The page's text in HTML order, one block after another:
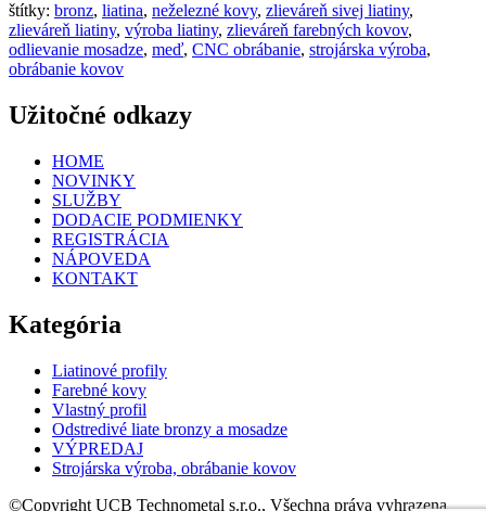
štítky: bronz, liatina, neželezné kovy, zlieváreň sivej liatiny,
zlieváreň liatiny, výroba liatiny, zlieváreň farebných kovov,
odlievanie mosadze, meď, CNC obrábanie, strojárska výroba,
obrábanie kovov
Užitočné odkazy
HOME
NOVINKY
SLUŽBY
DODACIE PODMIENKY
REGISTRÁCIA
NÁPOVEDA
KONTAKT
Kategória
Liatinové profily
Farebné kovy
Vlastný profil
Odstredivé liate bronzy a mosadze
VÝPREDAJ
Strojárska výroba, obrábanie kovov
©Copyright UCB Technometal s.r.o., Všechna práva vyhrazena.